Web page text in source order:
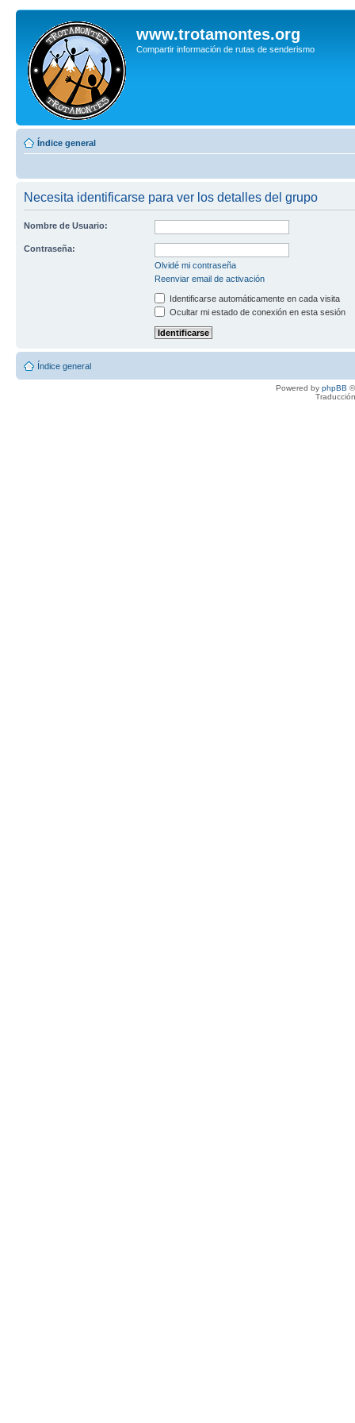
www.trotamontes.org
Compartir información de rutas de senderismo
Índice general
Necesita identificarse para ver los detalles del grupo
Nombre de Usuario:
Contraseña:
Olvidé mi contraseña
Reenviar email de activación
Identificarse automáticamente en cada visita
Ocultar mi estado de conexión en esta sesión
Índice general
Powered by phpBB